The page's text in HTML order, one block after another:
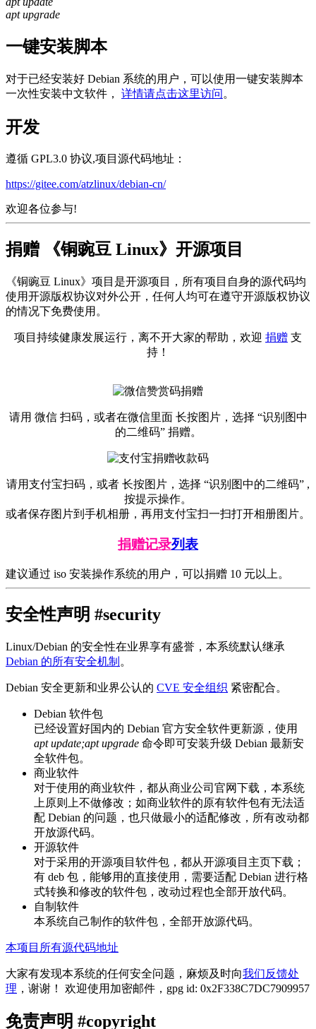
apt upgrade
一键安装脚本
对于已经安装好 Debian 系统的用户，可以使用一键安装脚本
一次性安装中文软件， 详情请点击这里访问 。
开发
遵循 GPL3.0 协议,项目源代码地址：
https://gitee.com/atzlinux/debian-cn/
欢迎各位参与!
捐赠 《铜豌豆 Linux》开源项目
《铜豌豆 Linux》项目是开源项目，所有项目自身的源代码均
使用开源版权协议对外公开，任何人均可在遵守开源版权协议
的情况下免费使用。
项目持续健康发展运行，离不开大家的帮助，欢迎 捐赠 支
持！
请用 微信 扫码，或者在微信里面 长按图片，选择 “识别图中
的二维码” 捐赠。
请用支付宝扫码，或者 长按图片，选择 “识别图中的二维码” ,
按提示操作。
或者保存图片到手机相册，再用支付宝扫一扫打开相册图片。
捐赠记录列表
建议通过 iso 安装操作系统的用户，可以捐赠 10 元以上。
安全性声明 #security
Linux/Debian 的安全性在业界享有盛誉，本系统默认继承
Debian 的所有安全机制 。
Debian 安全更新和业界公认的 CVE 安全组织 紧密配合。
Debian 软件包
已经设置好国内的 Debian 官方安全软件更新源，使用
apt update;apt upgrade 命令即可安装升级 Debian 最新安
全软件包。
商业软件
对于使用的商业软件，都从商业公司官网下载，本系统
上原则上不做修改；如商业软件的原有软件包有无法适
配 Debian 的问题，也只做最小的适配修改，所有改动都
开放源代码。
开源软件
对于采用的开源项目软件包，都从开源项目主页下载；
有 deb 包，能够用的直接使用，需要适配 Debian 进行格
式转换和修改的软件包，改动过程也全部开放代码。
自制软件
本系统自己制作的软件包，全部开放源代码。
本项目所有源代码地址
大家有发现本系统的任何安全问题，麻烦及时向我们反馈处
理 ，谢谢！ 欢迎使用加密邮件，gpg id: 0x2F338C7DC7909957
免责声明 #copyright